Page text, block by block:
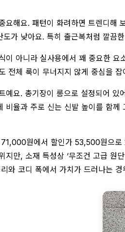
요해요. 패턴이 화려하면 트렌디해
가 낮아요. 특히 출근복처럼 깔끔
이 아니라 실사용에서 꽤 중요한
전체 룩이 무너지지 않게 중심을
예요. 총기장이 롱으로 설정되어
비율과 주로 신는 신발 높이를 함
원에서 할인가 53,500원으
지만, 소재 특성상 ‘무조건 고급 원
와 코디 폭에서 가치가 드러나는 경